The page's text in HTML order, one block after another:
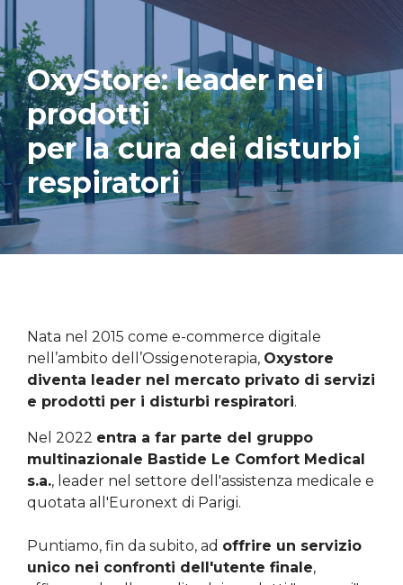
OxyStore: leader nei
prodotti
per la cura dei disturbi
respiratori
Nata nel 2015 come e-commerce digitale
nell’ambito dell’Ossigenoterapia, Oxystore
diventa leader nel mercato privato di servizi
e prodotti per i disturbi respiratori.
Nel 2022 entra a far parte del gruppo
multinazionale Bastide Le Comfort Medical
s.a., leader nel settore dell'assistenza medicale e
quotata all'Euronext di Parigi.
Puntiamo, fin da subito, ad offrire un servizio
unico nei confronti dell'utente finale,